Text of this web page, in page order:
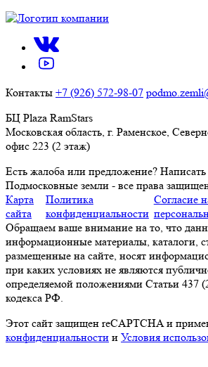
Контакты +7 (926) 572-98-07
БЦ Plaza RamStars
Московская область, г. Раменское,
офис 223 (2 этаж)
Есть жалоба или предложение?
Подмосковные земли - все права
Карта
сайта
Политика
конфиденциальности
Согласие
Обращаем ваше внимание на то, что
информационные материалы, каталоги,
размещенные на сайте, носят
при каких условиях не являются
определяемой положениями Статьи 437
кодекса РФ.
Этот сайт защищен reCAPTCHA и
конфиденциальности и Условия